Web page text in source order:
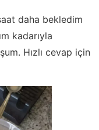
daha bekledim
kadarıyla
Hızlı cevap için